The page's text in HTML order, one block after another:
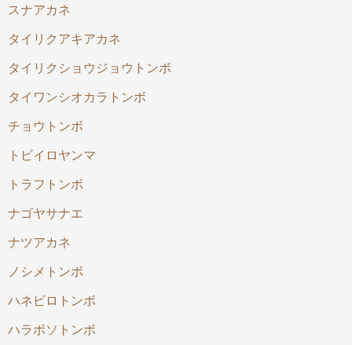
スナアカネ
タイリクアキアカネ
タイリクショウジョウトンボ
タイワンシオカラトンボ
チョウトンボ
トビイロヤンマ
トラフトンボ
ナゴヤサナエ
ナツアカネ
ノシメトンボ
ハネビロトンボ
ハラボソトンボ